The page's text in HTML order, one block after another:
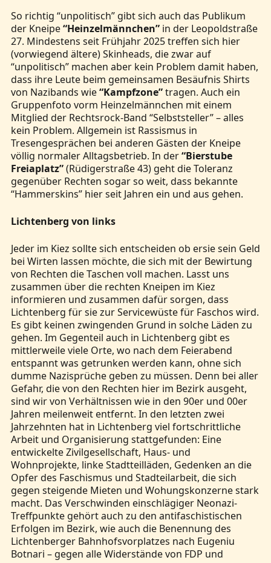
So richtig “unpolitisch” gibt sich auch das Publikum
der Kneipe“Heinzelmännchen”in der Leopoldstraße
27. Mindestens seit Frühjahr 2025 treffen sich hier
(vorwiegend ältere) Skinheads, die zwar auf
“unpolitisch” machen aber kein Problem damit haben,
dass ihre Leute beim gemeinsamen Besäufnis Shirts
von Nazibands wie“Kampfzone”tragen. Auch ein
Gruppenfoto vorm Heinzelmännchen mit einem
Mitglied der Rechtsrock-Band “Selbststeller” – alles
kein Problem. Allgemein ist Rassismus in
Tresengesprächen bei anderen Gästen der Kneipe
völlig normaler Alltagsbetrieb. In der“Bierstube
Freiaplatz”(Rüdigerstraße 43) geht die Toleranz
gegenüber Rechten sogar so weit, dass bekannte
“Hammerskins” hier seit Jahren ein und aus gehen.
Lichtenberg von links
Jeder im Kiez sollte sich entscheiden ob ersie sein Geld
bei Wirten lassen möchte, die sich mit der Bewirtung
von Rechten die Taschen voll machen. Lasst uns
zusammen über die rechten Kneipen im Kiez
informieren und zusammen dafür sorgen, dass
Lichtenberg für sie zur Servicewüste für Faschos wird.
Es gibt keinen zwingenden Grund in solche Läden zu
gehen. Im Gegenteil auch in Lichtenberg gibt es
mittlerweile viele Orte, wo nach dem Feierabend
entspannt was getrunken werden kann, ohne sich
dumme Nazisprüche geben zu müssen. Denn bei aller
Gefahr, die von den Rechten hier im Bezirk ausgeht,
sind wir von Verhältnissen wie in den 90er und 00er
Jahren meilenweit entfernt. In den letzten zwei
Jahrzehnten hat in Lichtenberg viel fortschrittliche
Arbeit und Organisierung stattgefunden: Eine
entwickelte Zivilgesellschaft, Haus- und
Wohnprojekte, linke Stadtteilläden, Gedenken an die
Opfer des Faschismus und Stadteilarbeit, die sich
gegen steigende Mieten und Wohungskonzerne stark
macht. Das Verschwinden einschlägiger Neonazi-
Treffpunkte gehört auch zu den antifaschistischen
Erfolgen im Bezirk, wie auch die Benennung des
Lichtenberger Bahnhofsvorplatzes nach Eugeniu
Botnari – gegen alle Widerstände von FDP und